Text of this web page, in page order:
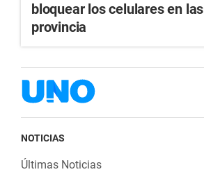
bloquear los celulares en
provincia
NOTICIAS
Últimas Noticias